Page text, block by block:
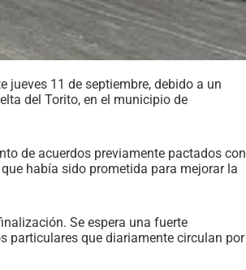
jueves 11 de septiembre, debido a un
del Torito, en el municipio de
de acuerdos previamente pactados con
había sido prometida para mejorar la
Se espera una fuerte
particulares que diariamente circulan por